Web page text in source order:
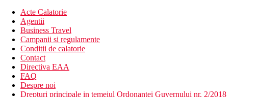
Acte Calatorie
Agentii
Business Travel
Campanii si regulamente
Conditii de calatorie
Contact
Directiva EAA
FAQ
Despre noi
Drepturi principale in temeiul Ordonantei Guvernului nr. 2/2018